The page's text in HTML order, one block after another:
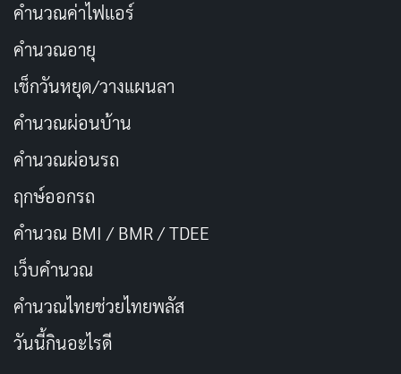
พล็อตของConfidence Queen
ด้วยแผนการที่ซับซ้อนและจุดหักมุมที่คาดไม่ถึง มันเหมือน
เกมหมากรุกที่แต่ละฝ่ายพยายามกินกัน แต่ทีมของยุนฉลาด
กว่าเสมอ ซีรีส์แสดงให้เห็นว่าการโกงไม่ใช่แค่เรื่องเงิน แต่
สับสน ทำให้เราลุ้นทุกตอน
ทำร้ายคนอื่น ทีมเลยโกงกลับเพื่อให้บทเรียน มันชวนคิดว่า
การแก้แค้นแบบนี้โอเคไหม? เหมือนเปรียบสังคมเป็นป่าที่
ทุกคนต้องเอาตัวรอด แต่ซีรีส์บอกว่ายังมีทางเลือกที่ดีกว่า
คำนวณค่าไฟแอร์
คำนวณอายุ
เช็กวันหยุด/วางแผนลา
คำนวณผ่อนบ้าน
คำนวณผ่อนรถ
ฤกษ์ออกรถ
คำนวณ BMI / BMR / TDEE
เว็บคํานวณ
คํานวณไทยช่วยไทยพลัส
วันนี้กินอะไรดี